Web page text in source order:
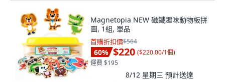
Magnetopia NEW 磁鐵趣味動物板拼
圖, 1組, 單品
首購折扣價$564
60% $220 ($220.00/1個)
運費 $195
8/12 星期三 預計送達